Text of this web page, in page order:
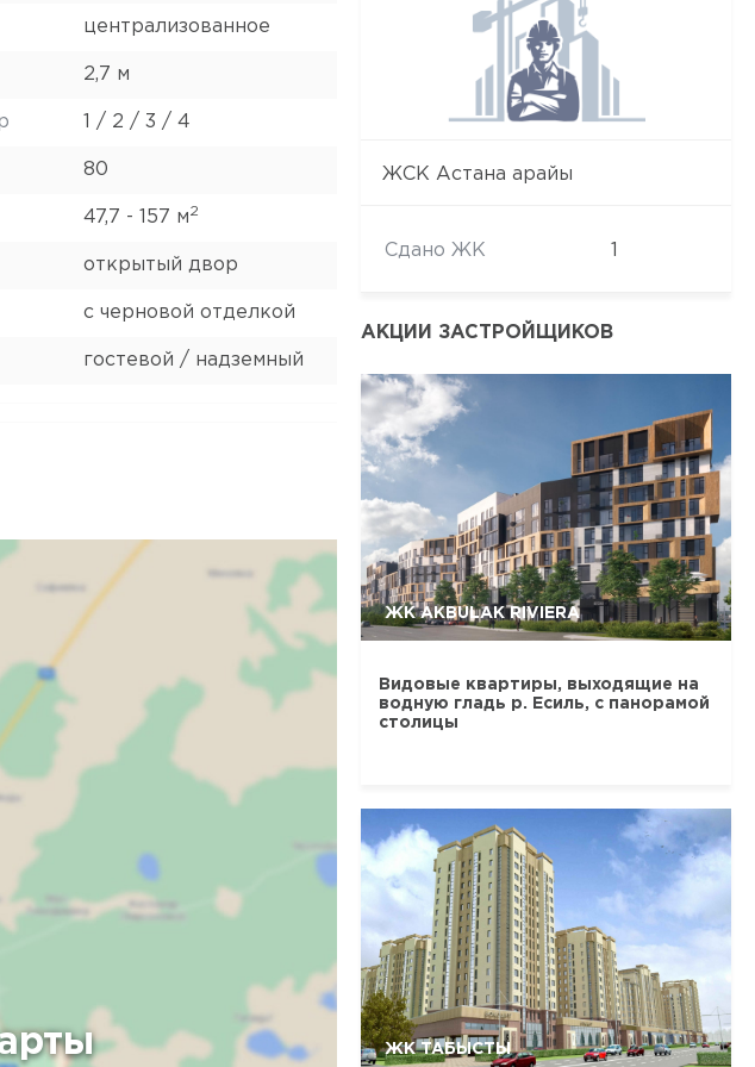
централизованное
2,7 м
1 / 2 / 3 / 4
80
47,7 - 157 м2
открытый двор
с черновой отделкой
гостевой / надземный
ЖСК Астана арайы
Сдано ЖК
АКЦИИ ЗАСТРОЙЩИКОВ
ЖК AKBULAK RIVIERA
Видовые квартиры, выходящие на
водную гладь р. Есиль, с панорамой
столицы
ЖК ТАБЫСТЫ